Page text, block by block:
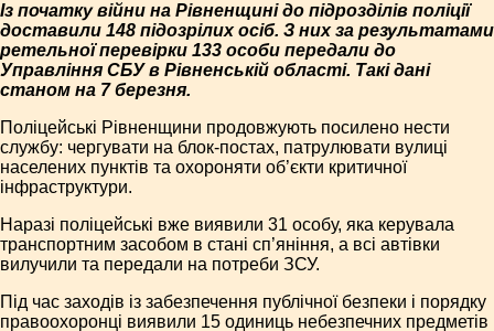
Із початку війни на Рівненщині до підрозділів поліції
доставили 148 підозрілих осіб. З них за результатами
ретельної перевірки 133 особи передали до
Управління СБУ в Рівненській області. Такі дані
станом на 7 березня.
Поліцейські Рівненщини продовжують посилено нести
службу: чергувати на блок-постах, патрулювати вулиці
населених пунктів та охороняти об’єкти критичної
інфраструктури.
Наразі поліцейські вже виявили 31 особу, яка керувала
транспортним засобом в стані сп’яніння, а всі автівки
вилучили та передали на потреби ЗСУ.
Під час заходів із забезпечення публічної безпеки і порядку
правоохоронці виявили 15 одиниць небезпечних предметів